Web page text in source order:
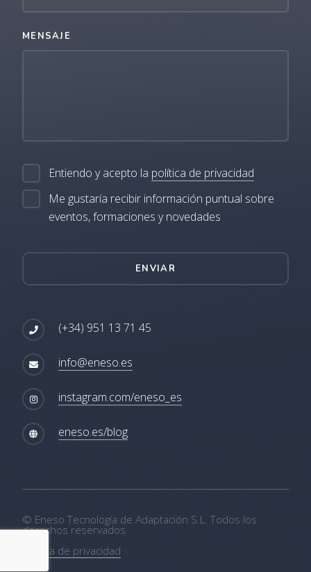
MENSAJE
Entiendo y acepto la política de privacidad
Me gustaría recibir información puntual sobre
eventos, formaciones y novedades
ENVIAR
(+34) 951 13 71 45
info@eneso.es
instagram.com/eneso_es
eneso.es/blog
© Eneso Tecnología de Adaptación S.L. Todos los
derechos reservados
Política de privacidad